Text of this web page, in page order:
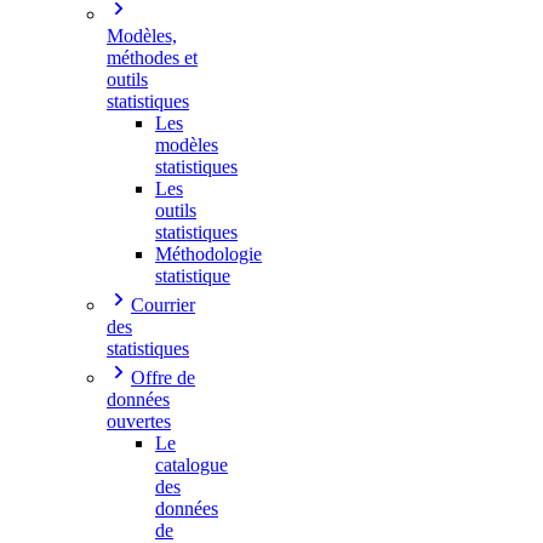
Modèles,
méthodes et
outils
statistiques
Les
modèles
statistiques
Les
outils
statistiques
Méthodologie
statistique
Courrier
des
statistiques
Offre de
données
ouvertes
Le
catalogue
des
données
de